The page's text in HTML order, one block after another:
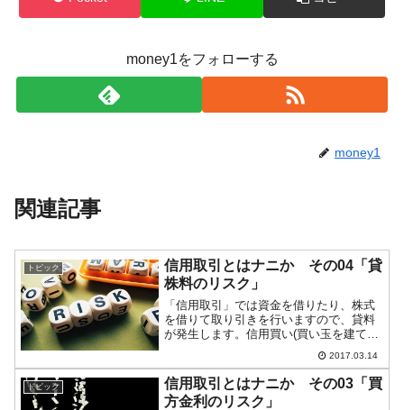
money1をフォローする
money1
関連記事
トピック
信用取引とはナニか その04「貸
株料のリスク」
「信用取引」では資金を借りたり、株式
を借りて取り引きを行いますので、貸料
が発生します。信用買い(買い玉を建てる)
の場合には「買方金利」が取られ、信用
売り(売り玉を建てる)場合には「貸株料」
が取られます。前回は「買方金利のリス
ク」についてご紹...
2017.03.14
トピック
信用取引とはナニか その03「買
方金利のリスク」